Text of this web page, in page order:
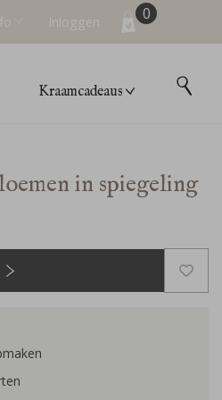
Inloggen 0
Kraamcadeaus
in spiegeling